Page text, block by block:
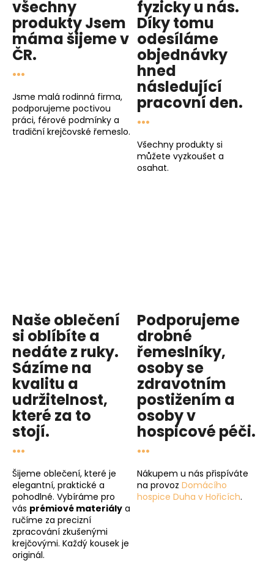
všechny
produktyJsem
mámašijeme v
ČR.
...
Jsme malá rodinná firma,
podporujeme poctivou
práci, férové podmínky a
tradiční krejčovské řemeslo.
fyzicky u nás.
Díky tomu
odesíláme
objednávky
hned
následující
pracovní den.
...
Všechny produkty si
můžete vyzkoušet a
osahat.
Naše oblečení
si oblíbíte a
nedáte z ruky.
Sázíme na
kvalitu a
udržitelnost,
které za to
stojí.
...
Šijeme oblečení, které je
elegantní, praktické a
pohodlné. Vybíráme pro
vás prémiové materiály a
ručíme za precizní
zpracování zkušenými
krejčovými. Každý kousek je
originál.
Podporujeme
drobné
řemeslníky,
osoby se
zdravotním
postižením a
osoby v
hospicové péči.
...
Nákupem u nás přispíváte
na provoz Domácího
hospice Duha v Hořicích.